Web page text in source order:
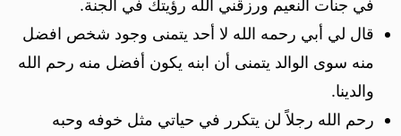
في جنات النعيم ورزقني الله رؤيتك في الجنة.
قال لي أبي رحمه الله لا أحد يتمنى وجود شخص افضل
منه سوى الوالد يتمنى أن ابنه يكون أفضل منه رحم الله
والدينا.
رحم الله رجلاً لن يتكرر في حياتي مثل خوفه وحبه